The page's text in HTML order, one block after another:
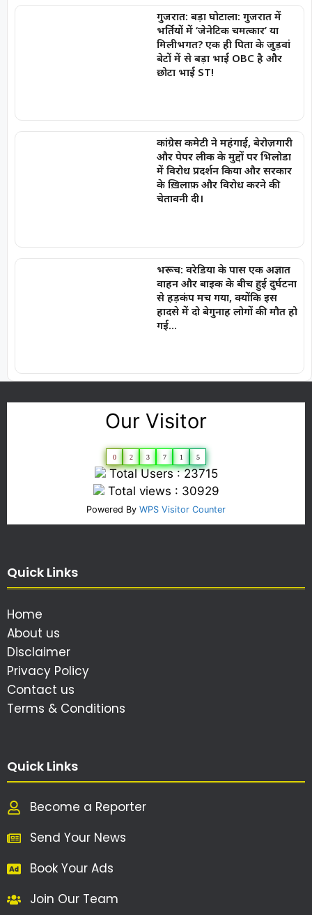
गुजरात: बड़ा घोटाला: गुजरात में
भर्तियों में ‘जेनेटिक चमत्कार’ या
मिलीभगत? एक ही पिता के जुड़वां
बेटों में से बड़ा भाई OBC है और
छोटा भाई ST!
कांग्रेस कमेटी ने महंगाई, बेरोज़गारी
और पेपर लीक के मुद्दों पर भिलोडा
में विरोध प्रदर्शन किया और सरकार
के ख़िलाफ़ और विरोध करने की
चेतावनी दी।
भरूच: वरेडिया के पास एक अज्ञात
वाहन और बाइक के बीच हुई दुर्घटना
से हड़कंप मच गया, क्योंकि इस
हादसे में दो बेगुनाह लोगों की मौत हो
गई…
Our Visitor
0 2 3 7 1 5
Total Users : 23715
Total views : 30929
Powered By WPS Visitor Counter
Quick Links
Home
About us
Disclaimer
Privacy Policy
Contact us
Terms & Conditions
Quick Links
Become a Reporter
Send Your News
Book Your Ads
Join Our Team